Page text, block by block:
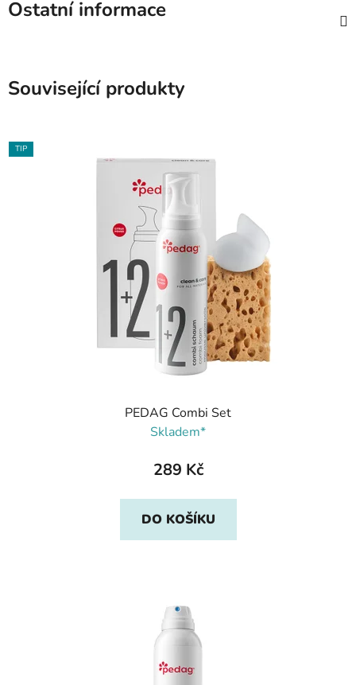
Ostatní informace
Související produkty
TIP
PEDAG Combi Set
Skladem*
289 Kč
DO KOŠÍKU